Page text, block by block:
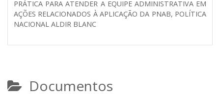
PRÁTICA PARA ATENDER A EQUIPE ADMINISTRATIVA EM
AÇÕES RELACIONADOS À APLICAÇÃO DA PNAB, POLÍTICA
NACIONAL ALDIR BLANC
Documentos